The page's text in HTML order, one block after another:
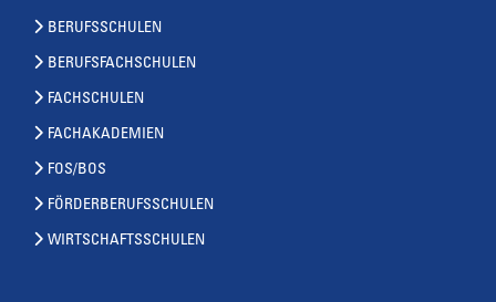
BERUFSSCHULEN
BERUFSFACHSCHULEN
FACHSCHULEN
FACHAKADEMIEN
FOS/BOS
FÖRDERBERUFSSCHULEN
WIRTSCHAFTSSCHULEN